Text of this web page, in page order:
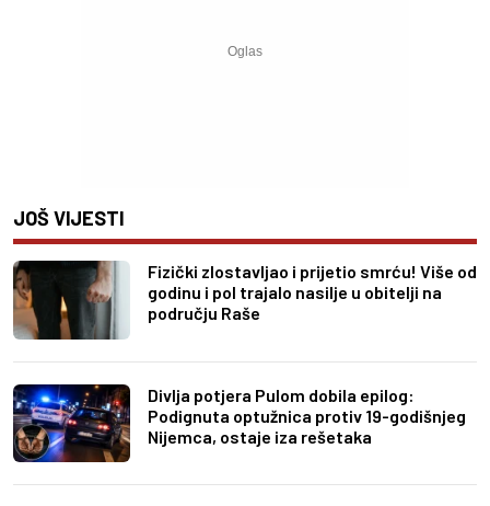
JOŠ VIJESTI
Fizički zlostavljao i prijetio smrću! Više od
godinu i pol trajalo nasilje u obitelji na
području Raše
Divlja potjera Pulom dobila epilog:
Podignuta optužnica protiv 19-godišnjeg
Nijemca, ostaje iza rešetaka